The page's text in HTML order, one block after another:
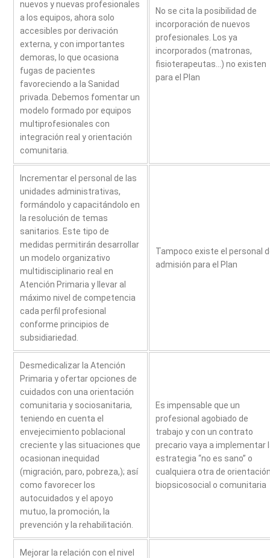
nuevos y nuevas profesionales
a los equipos, ahora solo
accesibles por derivación
externa, y con importantes
demoras, lo que ocasiona
fugas de pacientes
favoreciendo a la Sanidad
privada. Debemos fomentar un
modelo formado por equipos
multiprofesionales con
integración real y orientación
comunitaria.
No se cita la posibilidad de
incorporación de nuevos
profesionales. Los ya
incorporados (matronas,
fisioterapeutas…) no existen
para el Plan
Incrementar el personal de las
unidades administrativas,
formándolo y capacitándolo en
la resolución de temas
sanitarios. Este tipo de
medidas permitirán desarrollar
un modelo organizativo
multidisciplinario real en
Atención Primaria y llevar al
máximo nivel de competencia
cada perfil profesional
conforme principios de
subsidiariedad.
Tampoco existe el personal
admisión para el Plan
Desmedicalizar la Atención
Primaria y ofertar opciones de
cuidados con una orientación
comunitaria y sociosanitaria,
teniendo en cuenta el
envejecimiento poblacional
creciente y las situaciones que
ocasionan inequidad
(migración, paro, pobreza,); así
como favorecer los
autocuidados y el apoyo
mutuo, la promoción, la
prevención y la rehabilitación.
Es impensable que un
profesional agobiado de
trabajo y con un contrato
precario vaya a implementar
estrategia “no es sano” o
cualquiera otra de
biopsicosocial o comunitaria
Mejorar la relación con el nivel